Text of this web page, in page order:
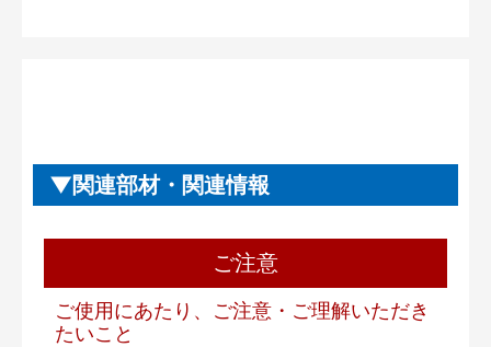
関連部材・関連情報
ご注意
ご使用にあたり、ご注意・ご理解いただき
たいこと